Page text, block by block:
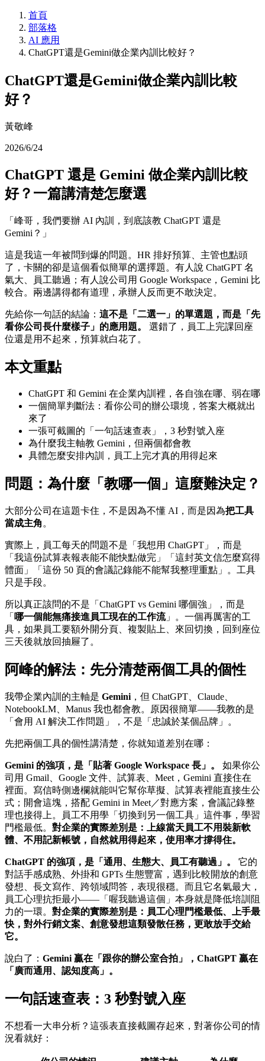
首頁
部落格
AI 應用
ChatGPT還是Gemini做企業內訓比較好？
ChatGPT還是Gemini做企業內訓比較
好？
黃敬峰
2026/6/24
ChatGPT 還是 Gemini 做企業內訓比較
好？一篇講清楚怎麼選
「峰哥，我們要辦 AI 內訓，到底該教 ChatGPT 還是
Gemini？」
這是我這一年被問到爆的問題。HR 排好預算、主管也點頭
了，卡關的卻是這個看似簡單的選擇題。有人說 ChatGPT 名
氣大、員工聽過；有人說公司用 Google Workspace，Gemini 比
較合。兩邊講得都有道理，承辦人反而更不敢決定。
先給你一句話的結論： 這不是「二選一」的單選題，而是「先
看你公司長什麼樣子」的應用題。
選錯了，員工上完課回座
位還是用不起來，預算就白花了。
本文重點
ChatGPT 和 Gemini 在企業內訓裡，各自強在哪、弱在哪
一個簡單判斷法：看你公司的辦公環境，答案大概就出
來了
一張可截圖的「一句話速查表」，3 秒對號入座
為什麼我主軸教 Gemini，但兩個都會教
具體怎麼安排內訓，員工上完才真的用得起來
問題：為什麼「教哪一個」這麼難決定？
大部分公司在這題卡住，不是因為不懂 AI，而是因為把工具
當成主角 。
實際上，員工每天的問題不是「我想用 ChatGPT」，而是
「我這份試算表報表能不能快點做完」「這封英文信怎麼寫得
體面」「這份 50 頁的會議記錄能不能幫我整理重點」。工具
只是手段。
所以真正該問的不是「ChatGPT vs Gemini 哪個強」，而是
「 哪一個能無痛接進員工現在的工作流」。一個再厲害的工
具，如果員工要額外開分頁、複製貼上、來回切換，回到座位
三天後就放回抽屜了。
阿峰的解法：先分清楚兩個工具的個性
我帶企業內訓的主軸是 Gemini ，但 ChatGPT、Claude、
NotebookLM、Manus 我也都會教。原因很簡單——我教的是
「會用 AI 解決工作問題」，不是「忠誠於某個品牌」。
先把兩個工具的個性講清楚，你就知道差別在哪：
Gemini 的強項，是「貼著 Google Workspace 長」。
如果你公
司用 Gmail、Google 文件、試算表、Meet，Gemini 直接住在
裡面。寫信時側邊欄就能叫它幫你草擬、試算表裡能直接生公
式；開會這塊，搭配 Gemini in Meet／對應方案，會議記錄整
理也接得上。員工不用學「切換到另一個工具」這件事，學習
門檻最低。 對企業的實際差別是：上線當天員工不用裝新軟
體、不用記新帳號，自然就用得起來，使用率才撐得住。
ChatGPT 的強項，是「通用、生態大、員工有聽過」。
它的
對話手感成熟、外掛和 GPTs 生態豐富，遇到比較開放的創意
發想、長文寫作、跨領域問答，表現很穩。而且它名氣最大，
員工心理抗拒最小——「喔我聽過這個」本身就是降低培訓阻
力的一環。 對企業的實際差別是：員工心理門檻最低、上手最
快，對外行銷文案、創意發想這類發散任務，更敢放手交給
它。
說白了： Gemini 贏在「跟你的辦公室合拍」，ChatGPT 贏在
「廣而通用、認知度高」。
一句話速查表：3 秒對號入座
不想看一大串分析？這張表直接截圖存起來，對著你公司的情
況看就好：